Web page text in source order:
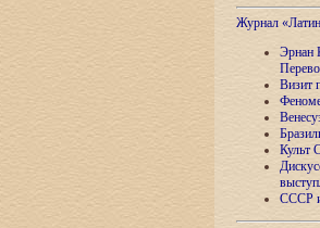
Журнал
Эрнан
Визит
Культ
СССР и